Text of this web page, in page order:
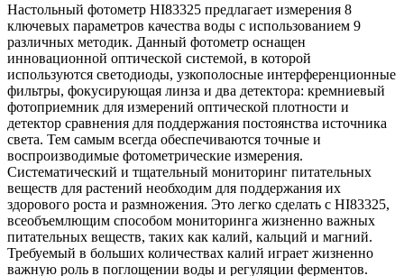
Настольный фотометр HI83325 предлагает измерения 8
ключевых параметров качества воды с использованием 9
различных методик. Данный фотометр оснащен
инновационной оптической системой, в которой
используются светодиоды, узкополосные интерференционные
фильтры, фокусирующая линза и два детектора: кремниевый
фотоприемник для измерений оптической плотности и
детектор сравнения для поддержания постоянства источника
света. Тем самым всегда обеспечиваются точные и
воспроизводимые фотометрические измерения.
Систематический и тщательный мониторинг питательных
веществ для растений необходим для поддержания их
здорового роста и размножения. Это легко сделать с HI83325,
всеобъемлющим способом мониторинга жизненно важных
питательных веществ, таких как калий, кальций и магний.
Требуемый в больших количествах калий играет жизненно
важную роль в поглощении воды и регуляции ферментов.